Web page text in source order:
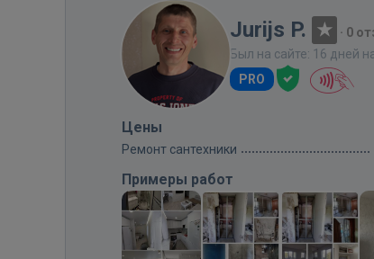
Jurijs P. · 0
Был на сайте: 16 дней
PRO
Цены
Ремонт сантехники
Примеры работ